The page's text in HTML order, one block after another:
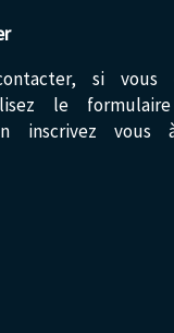
si vous
le
inscrivez vous